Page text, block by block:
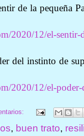
de la pequeña
2020/12/el-
del instinto de
2020/12/el-
, buen trato,